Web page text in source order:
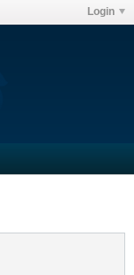
Login